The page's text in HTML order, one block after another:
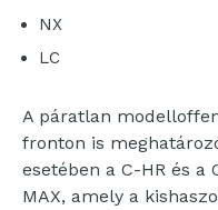
NX
LC
A páratlan
fronton is
esetében a C-HR és a
MAX, amely a